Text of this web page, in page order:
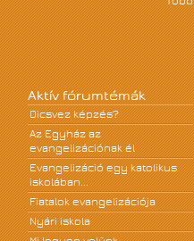
Aktív fórumtémák
Dicsvez képzés?
Az Egyház az
evangelizációnak él
Evangelizáció egy katolikus
iskolában...
Fiatalok evangelizációja
Nyári iskola